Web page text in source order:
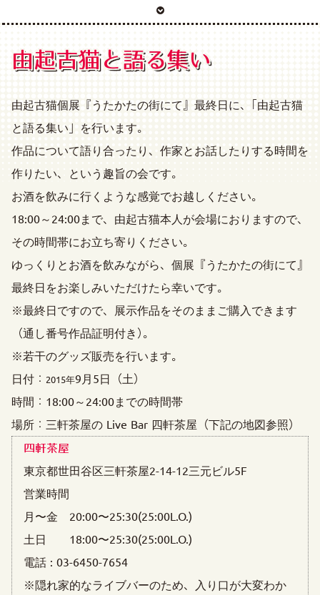
由起古猫と語る集い
由起古猫個展『うたかたの街にて』最終日に、「由起古猫
と語る集い」を行います。
作品について語り合ったり、作家とお話したりする時間を
作りたい、という趣旨の会です。
お酒を飲みに行くような感覚でお越しください。
18:00～24:00まで、由起古猫本人が会場におりますので、
その時間帯にお立ち寄りください。
ゆっくりとお酒を飲みながら、個展『うたかたの街にて』
最終日をお楽しみいただけたら幸いです。
※最終日ですので、展示作品をそのままご購入できます
（通し番号作品証明付き）。
※若干のグッズ販売を行います。
日付：
2015年9月5日（土）
時間：18:00～24:00までの時間帯
場所：三軒茶屋の Live Bar 四軒茶屋（下記の地図参照）
四軒茶屋
東京都世田谷区三軒茶屋2-14-12三元ビル5F
営業時間
月〜金 20:00〜25:30(25:00L.O.)
土日 18:00〜25:30(25:00L.O.)
電話 : 03-6450-7654
※隠れ家的なライブバーのため、入り口が大変わか